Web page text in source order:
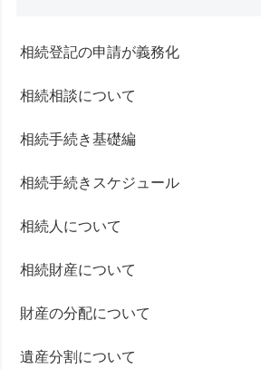
相続登記の申請が義務化
相続相談について
相続手続き基礎編
相続手続きスケジュール
相続人について
相続財産について
財産の分配について
遺産分割について